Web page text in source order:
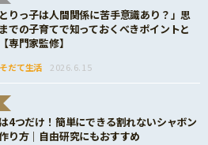
とりっ子は人間関係に苦手意識あり？」思
での子育てで知っておくべきポイントと
専門家監修】
だて生活 2026.6.15
4つだけ！簡単にできる割れないシャボン
り方｜自由研究にもおすすめ